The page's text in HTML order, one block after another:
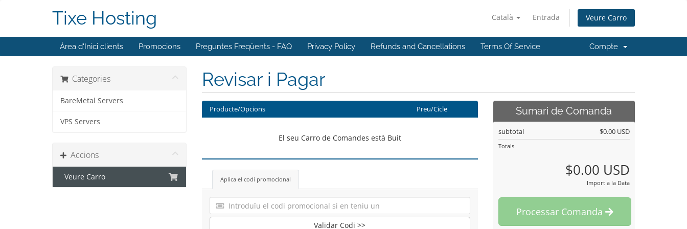
Català Entrada Veure Carro
Tixe Hosting
Àrea d'Inici clients Promocions Preguntes Freqüents - FAQ Privacy Policy Refunds and Cancellations Terms Of Service Compte
Categories
BareMetal Servers
VPS Servers
Accions
Veure Carro
Revisar i Pagar
Producte/Opcions Preu/Cicle
El seu Carro de Comandes està Buit
Aplica el codi promocional
Validar Codi >>
Sumari de Comanda
subtotal $0.00 USD
Totals
$0.00 USD
Import a la Data
Processar Comanda